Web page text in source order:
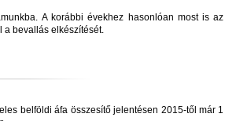
A korábbi évekhez hasonlóan most is az
a bevallás elkészítését.
belföldi áfa összesítő jelentésen 2015-től már 1